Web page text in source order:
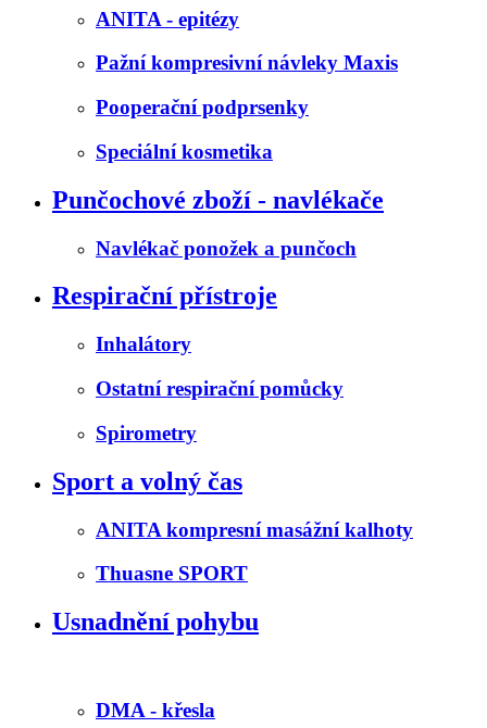
ANITA - epitézy
Pažní kompresivní návleky Maxis
Pooperační podprsenky
Speciální kosmetika
Punčochové zboží - navlékače
Navlékač ponožek a punčoch
Respirační přístroje
Inhalátory
Ostatní respirační pomůcky
Spirometry
Sport a volný čas
ANITA kompresní masážní kalhoty
Thuasne SPORT
Usnadnění pohybu
DMA - křesla